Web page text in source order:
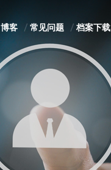
博客 常见问题 档案下载